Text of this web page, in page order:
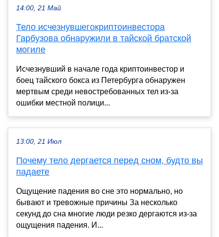
14:00, 21 Май
Тело исчезнувшегокриптоинвестора
Гарбузова обнаружили в тайской братской
могиле
Исчезнувший в начале года криптоинвестор и
боец тайского бокса из Петербурга обнаружен
мертвым среди невостребованных тел из-за
ошибки местной полици...
13:00, 21 Июл
Почему тело дергается перед сном, будто вы
падаете
Ощущение падения во сне это нормально, но
бывают и тревожные причины За несколько
секунд до сна многие люди резко дергаются из-за
ощущения падения. И...